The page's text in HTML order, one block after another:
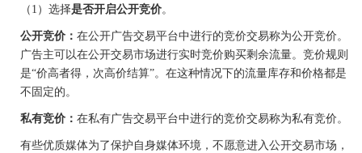
（ 1）选择是否开启公开竞价。
公开竞价： 在公开广告交易平台中进行的竞价交易称为公开竞价。
广告主可以在公开交易市场进行实时竞价购买剩余流量。竞价规则
是“价高者得，次高价结算”。在这种情况下的流量库存和价格都是
不固定的。
私有竞价： 在私有广告交易平台中进行的竞价交易称为私有竞价。
有些优质媒体为了保护自身媒体环境，不愿意进入公开交易市场，